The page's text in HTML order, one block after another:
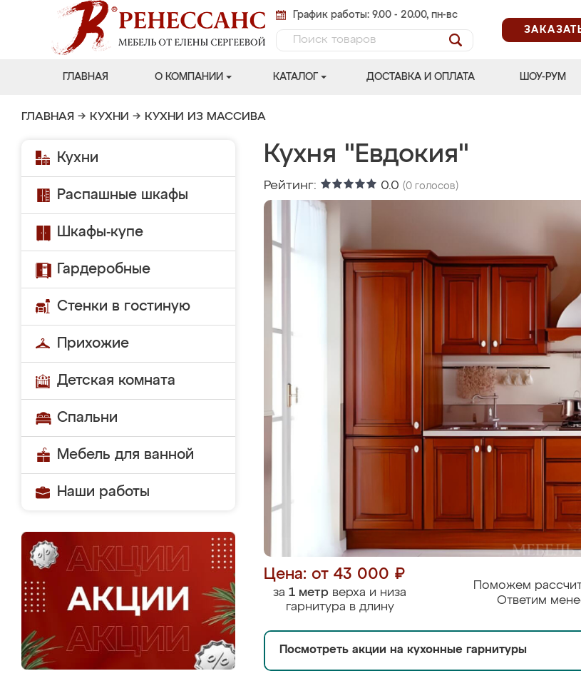
График работы: 9.00 - 20.00, пн-вс
ГЛАВНАЯ О КОМПАНИИ КАТАЛОГ ДОСТАВКА И ОПЛАТА ШОУ-РУМ
ГЛАВНАЯ → КУХНИ → КУХНИ ИЗ МАССИВА
Кухни
Распашные шкафы
Шкафы-купе
Гардеробные
Стенки в гостиную
Прихожие
Детская комната
Спальни
Мебель для ванной
Наши работы
Кухня "Евдокия"
Рейтинг: 0.0 (0 голосов)
Цена: от 43 000 ₽
за 1 метр верха и низа
гарнитура в длину
Поможем
Ответим
Посмотреть акции на кухонные гарнитуры